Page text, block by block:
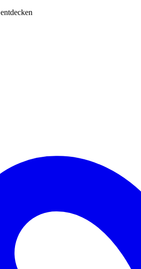
entdecken